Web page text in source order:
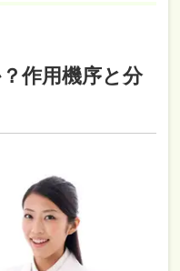
作用機序と分